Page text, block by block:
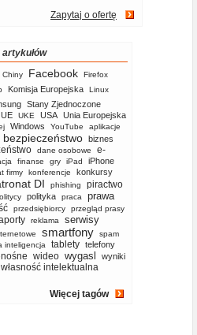
Zapytaj o ofertę
Chiny Facebook Firefox
Komisja Europejska Linux
Stany Zjednoczone
UE UKE USA Unia Europejska
Windows YouTube aplikacje
bezpieczeństwo biznes
dane osobowe
e-
finanse gry iPad iPhone
firmy konferencje konkursy
DI phishing piractwo
polityka praca
prawa
przedsiębiorcy
przegląd prasy
reklama
serwisy
smartfony
spam
inteligencja tablety telefony
wideo wygasl
wyniki
własność intelektualna
Więcej tagów